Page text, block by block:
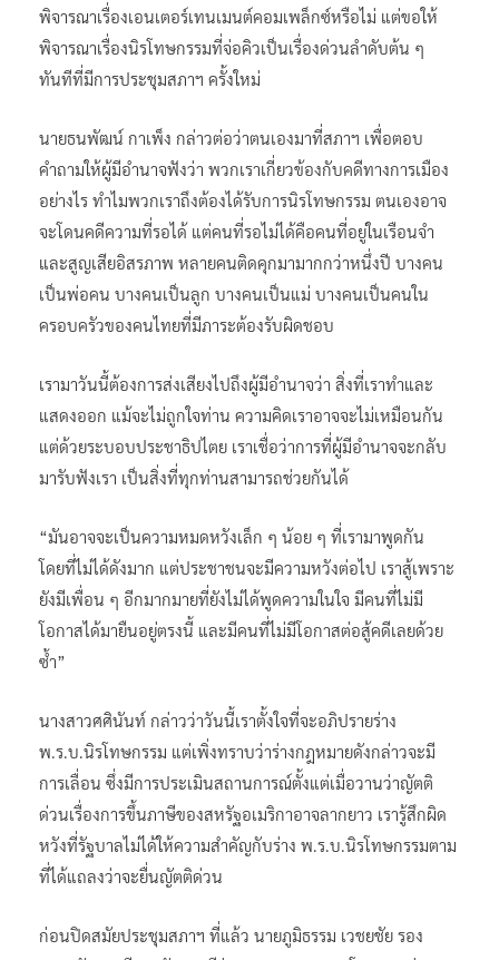
พิจารณาเรื่องเอนเตอร์เทนเมนต์คอมเพล็กซ์หรือไม่ แต่ขอให้
พิจารณาเรื่องนิรโทษกรรมที่จ่อคิวเป็นเรื่องด่วนลำดับต้น ๆ
ทันทีที่มีการประชุมสภาฯ ครั้งใหม่
นายธนพัฒน์ กาเพ็ง กล่าวต่อว่าตนเองมาที่สภาฯ เพื่อตอบ
คำถามให้ผู้มีอำนาจฟังว่า พวกเราเกี่ยวข้องกับคดีทางการเมือง
อย่างไร ทำไมพวกเราถึงต้องได้รับการนิรโทษกรรม ตนเองอาจ
จะโดนคดีความที่รอได้ แต่คนที่รอไม่ได้คือคนที่อยู่ในเรือนจำ
และสูญเสียอิสรภาพ หลายคนติดคุกมามากกว่าหนึ่งปี บางคน
เป็นพ่อคน บางคนเป็นลูก บางคนเป็นแม่ บางคนเป็นคนใน
ครอบครัวของคนไทยที่มีภาระต้องรับผิดชอบ
เรามาวันนี้ต้องการส่งเสียงไปถึงผู้มีอำนาจว่า สิ่งที่เราทำและ
แสดงออก แม้จะไม่ถูกใจท่าน ความคิดเราอาจจะไม่เหมือนกัน
แต่ด้วยระบอบประชาธิปไตย เราเชื่อว่าการที่ผู้มีอำนาจจะกลับ
มารับฟังเรา เป็นสิ่งที่ทุกท่านสามารถช่วยกันได้
“มันอาจจะเป็นความหมดหวังเล็ก ๆ น้อย ๆ ที่เรามาพูดกัน
โดยที่ไม่ได้ดังมาก แต่ประชาชนจะมีความหวังต่อไป เราสู้เพราะ
ยังมีเพื่อน ๆ อีกมากมายที่ยังไม่ได้พูดความในใจ มีคนที่ไม่มี
โอกาสได้มายืนอยู่ตรงนี้ และมีคนที่ไม่มีโอกาสต่อสู้คดีเลยด้วย
ซ้ำ”
นางสาวศศินันท์ กล่าวว่าวันนี้เราตั้งใจที่จะอภิปรายร่าง
พ.ร.บ.นิรโทษกรรม แต่เพิ่งทราบว่าร่างกฎหมายดังกล่าวจะมี
การเลื่อน ซึ่งมีการประเมินสถานการณ์ตั้งแต่เมื่อวานว่าญัตติ
ด่วนเรื่องการขึ้นภาษีของสหรัฐอเมริกาอาจลากยาว เรารู้สึกผิด
หวังที่รัฐบาลไม่ได้ให้ความสำคัญกับร่าง พ.ร.บ.นิรโทษกรรมตาม
ที่ได้แถลงว่าจะยื่นญัตติด่วน
ก่อนปิดสมัยประชุมสภาฯ ที่แล้ว นายภูมิธรรม เวชยชัย รอง